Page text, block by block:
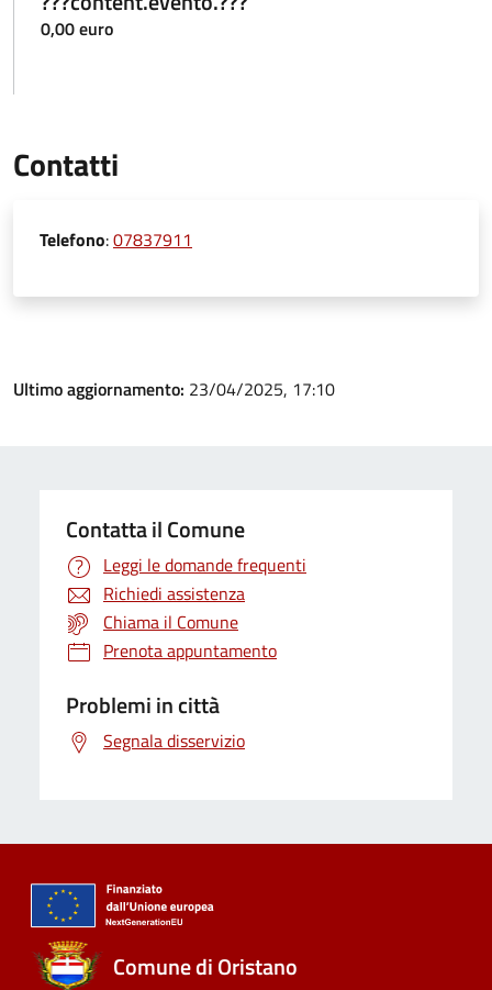
0,00 euro
Contatti
Telefono:07837911
Ultimo aggiornamento: 23/04/2025, 17:10
Contatta il Comune
Leggi le domande frequenti
Richiedi assistenza
Chiama il Comune
Prenota appuntamento
Problemi in città
Segnala disservizio
Comune di Oristano